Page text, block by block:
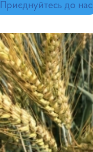
Приєднуйтесь до нас